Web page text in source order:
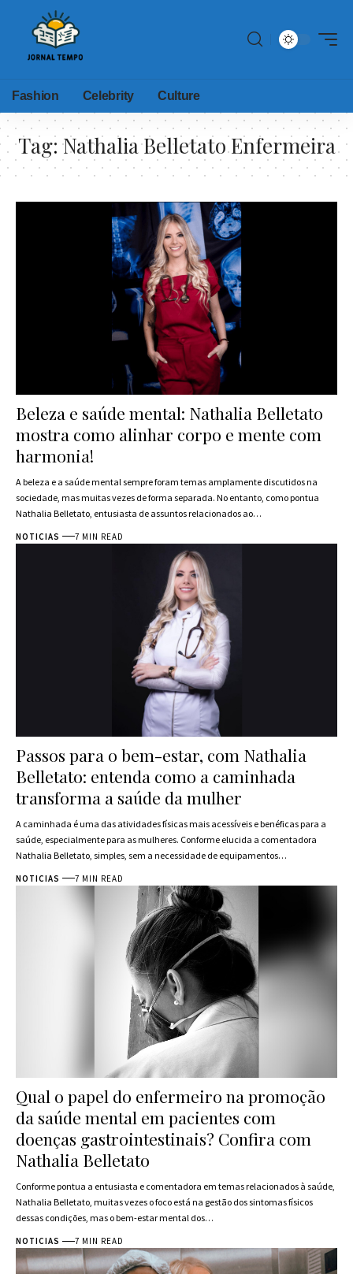
Fashion Celebrity Culture
Tag:Nathalia Belletato Enfermeira
Beleza e saúde mental: Nathalia Belletato
mostra como alinhar corpo e mente com
harmonia!
A beleza e a saúde mental sempre foram temas amplamente discutidos na
sociedade, mas muitas vezes de forma separada. No entanto, como pontua
Nathalia Belletato, entusiasta de assuntos relacionados ao…
NOTICIAS 7 MIN READ
Passos para o bem-estar, com Nathalia
Belletato: entenda como a caminhada
transforma a saúde da mulher
A caminhada é uma das atividades físicas mais acessíveis e benéficas para a
saúde, especialmente para as mulheres. Conforme elucida a comentadora
Nathalia Belletato, simples, sem a necessidade de equipamentos…
NOTICIAS 7 MIN READ
Qual o papel do enfermeiro na promoção
da saúde mental em pacientes com
doenças gastrointestinais? Confira com
Nathalia Belletato
Conforme pontua a entusiasta e comentadora em temas relacionados à saúde,
Nathalia Belletato, muitas vezes o foco está na gestão dos sintomas físicos
dessas condições, mas o bem-estar mental dos…
NOTICIAS 7 MIN READ